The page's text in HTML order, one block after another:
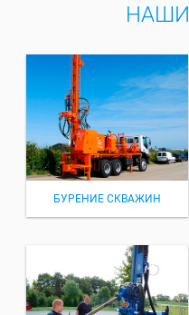
БУРЕНИЕ СКВАЖИН